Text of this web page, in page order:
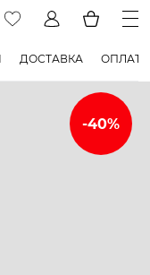
ДОСТАВКА ОПЛАТА